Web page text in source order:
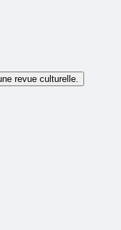
revue culturelle.